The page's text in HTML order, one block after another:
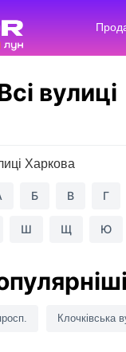
вулиці
Харкова
Б В Г
Ш Щ Ю
Клочківська